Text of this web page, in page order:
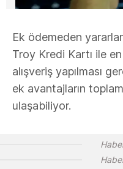
Ek ödemeden
Troy Kredi Kartı ile
alışveriş yapılması
ek avantajların
ulaşabiliyor.